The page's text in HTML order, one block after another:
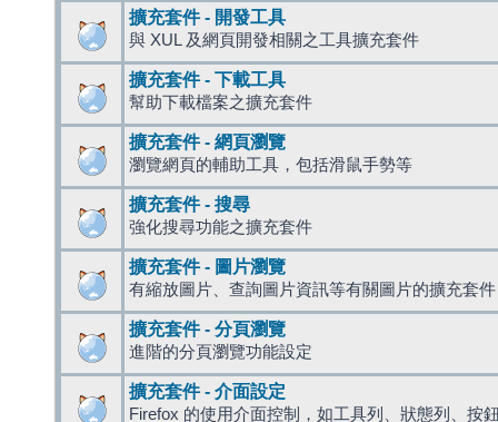
擴充套件 - 開發工具
與 XUL 及網頁開發相關之工具擴充套件
擴充套件 - 下載工具
幫助下載檔案之擴充套件
擴充套件 - 網頁瀏覽
瀏覽網頁的輔助工具，包括滑鼠手勢等
擴充套件 - 搜尋
強化搜尋功能之擴充套件
擴充套件 - 圖片瀏覽
有縮放圖片、查詢圖片資訊等有關圖片的擴充套件
擴充套件 - 分頁瀏覽
進階的分頁瀏覽功能設定
擴充套件 - 介面設定
Firefox 的使用介面控制，如工具列、狀態列、按